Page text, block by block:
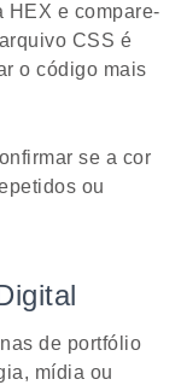
HEX e compare-
CSS é
o código mais
se a cor
ou
de portfólio
mídia ou